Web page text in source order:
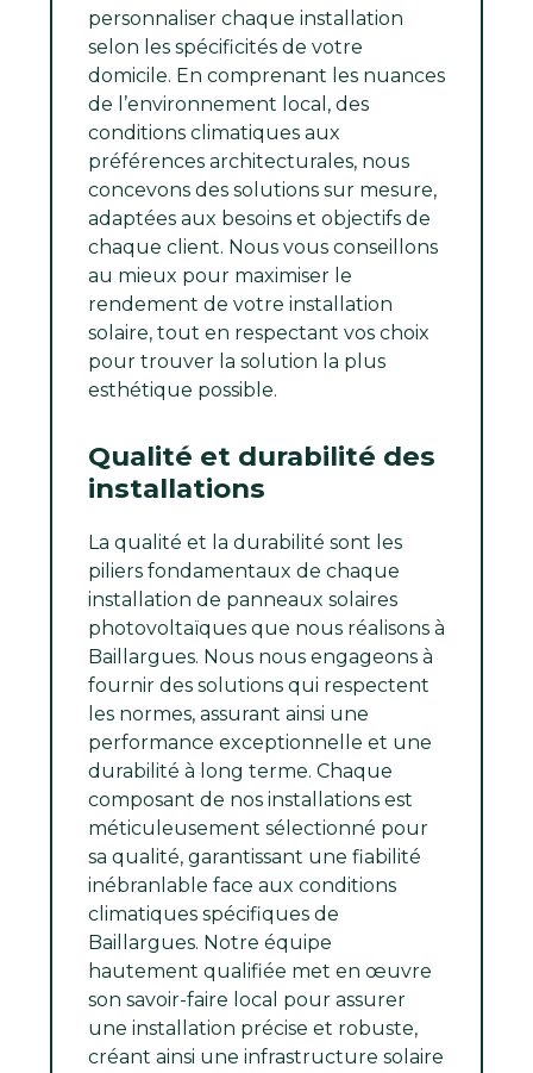
personnaliser chaque installation
selon les spécificités de votre
domicile. En comprenant les nuances
de l’environnement local, des
conditions climatiques aux
préférences architecturales, nous
concevons des solutions sur mesure,
adaptées aux besoins et objectifs de
chaque client. Nous vous conseillons
au mieux pour maximiser le
rendement de votre installation
solaire, tout en respectant vos choix
pour trouver la solution la plus
esthétique possible.
Qualité et durabilité des
installations
La qualité et la durabilité sont les
piliers fondamentaux de chaque
installation de panneaux solaires
photovoltaïques que nous réalisons à
Baillargues. Nous nous engageons à
fournir des solutions qui respectent
les normes, assurant ainsi une
performance exceptionnelle et une
durabilité à long terme. Chaque
composant de nos installations est
méticuleusement sélectionné pour
sa qualité, garantissant une fiabilité
inébranlable face aux conditions
climatiques spécifiques de
Baillargues. Notre équipe
hautement qualifiée met en œuvre
son savoir-faire local pour assurer
une installation précise et robuste,
créant ainsi une infrastructure solaire